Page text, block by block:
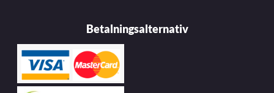
Betalningsalternativ